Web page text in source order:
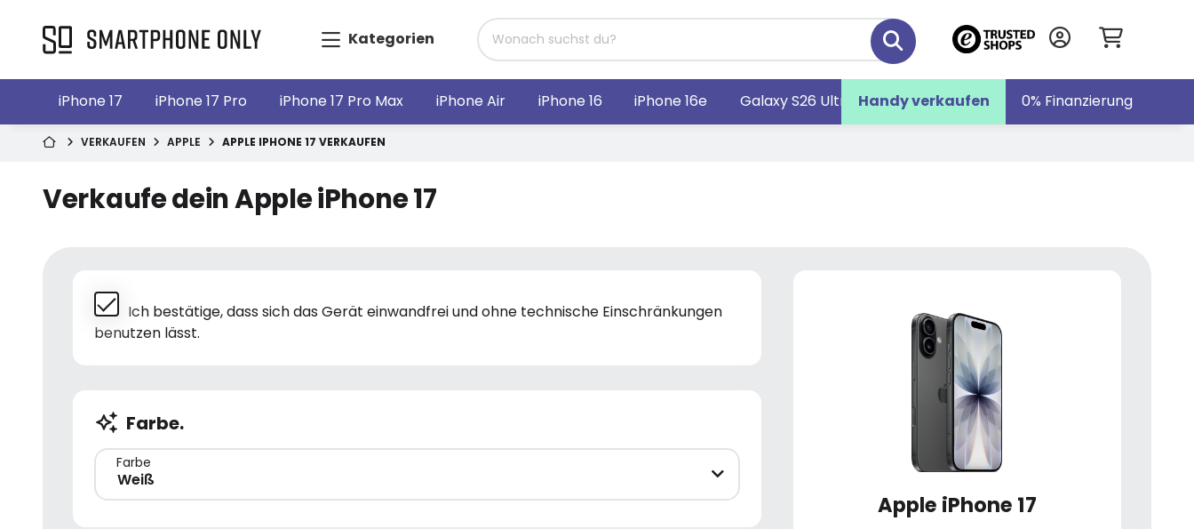
Kategorien
Handy verkaufen 0% Finanzierung
iPhone 17 iPhone 17 Pro iPhone 17 Pro Max iPhone Air iPhone 16 iPhone 16e Galaxy S26 Ultra Galaxy S26 Galaxy Z Fold7
VERKAUFEN APPLE APPLE IPHONE 17 VERKAUFEN
Verkaufe dein Apple iPhone 17
Ich bestätige, dass sich das Gerät einwandfrei und ohne technische Einschränkungen
benutzen lässt.
Farbe.
Farbe
Weiß
Apple iPhone 17